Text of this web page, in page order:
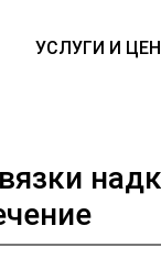
УСЛУГИ И